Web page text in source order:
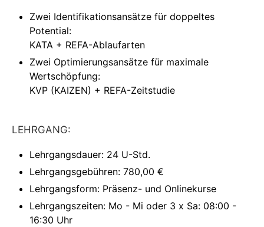
Zwei Identifikationsansätze für doppeltes
Potential:
KATA + REFA-Ablaufarten
Zwei Optimierungsansätze für maximale
Wertschöpfung:
KVP (KAIZEN) + REFA-Zeitstudie
LEHRGANG:
Lehrgangsdauer: 24 U-Std.
Lehrgangsgebühren: 780,00 €
Lehrgangsform: Präsenz- und Onlinekurse
Lehrgangszeiten: Mo - Mi oder 3 x Sa: 08:00 -
16:30 Uhr